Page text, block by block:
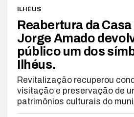
ILHÉUS
Reabertura da
Jorge Amado
público um dos
Ilhéus.
Revitalização recuperou
visitação e preservação de
patrimônios culturais do